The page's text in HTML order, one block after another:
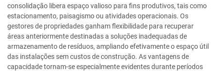
consolidação libera espaço valioso para fins produtivos, tais como
estacionamento, paisagismo ou atividades operacionais. Os
gestores de propriedades ganham flexibilidade para recuperar
áreas anteriormente destinadas a soluções inadequadas de
armazenamento de resíduos, ampliando efetivamente o espaço útil
das instalações sem custos de construção. As vantagens de
capacidade tornam-se especialmente evidentes durante períodos